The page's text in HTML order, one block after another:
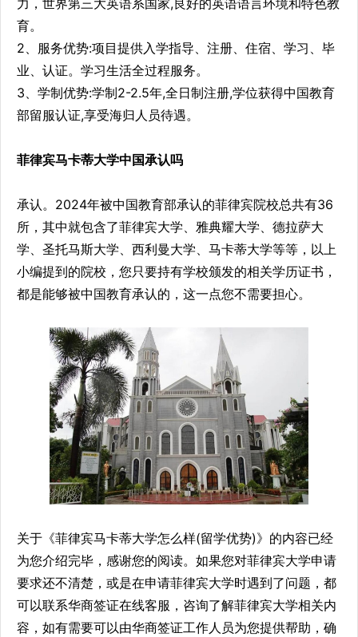
育。
2、服务优势:项目提供入学指导、注册、住宿、学习、毕
业、认证。学习生活全过程服务。
3、学制优势:学制2-2.5年,全日制注册,学位获得中国教育
部留服认证,享受海归人员待遇。
菲律宾马卡蒂大学中国承认吗
承认。2024年被中国教育部承认的菲律宾院校总共有36
所，其中就包含了菲律宾大学、雅典耀大学、德拉萨大
学、圣托马斯大学、西利曼大学、马卡蒂大学等等，以上
小编提到的院校，您只要持有学校颁发的相关学历证书，
都是能够被中国教育承认的，这一点您不需要担心。
关于《菲律宾马卡蒂大学怎么样(留学优势)》的内容已经
为您介绍完毕，感谢您的阅读。如果您对菲律宾大学申请
要求还不清楚，或是在申请菲律宾大学时遇到了问题，都
可以联系华商签证在线客服，咨询了解菲律宾大学相关内
容，如有需要可以由华商签证工作人员为您提供帮助，确